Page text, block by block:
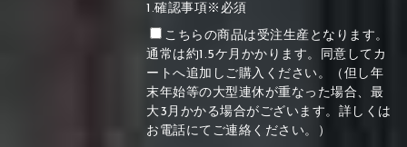
1.確認事項※必須
こちらの商品は受注生産となります。
通常は約1.5ケ月かかります。同意してカ
ートへ追加しご購入ください。（但し年
末年始等の大型連休が重なった場合、最
大3月かかる場合がございます。詳しくは
お電話にてご連絡ください。）